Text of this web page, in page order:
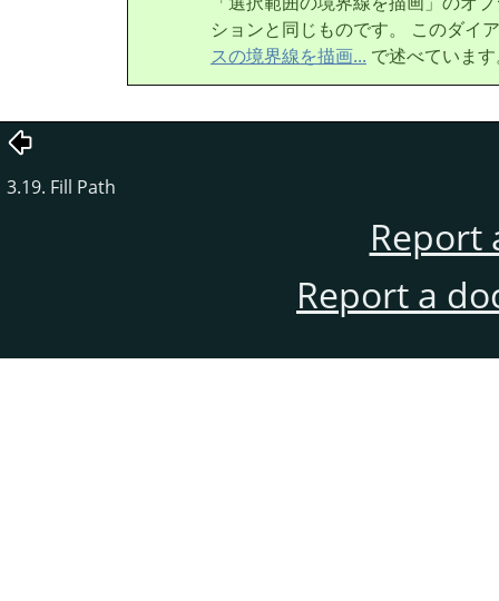
ションと同じものです。 このダイ
スの境界線を描画... で述べていま
3.19. Fill Path
Report
Report a